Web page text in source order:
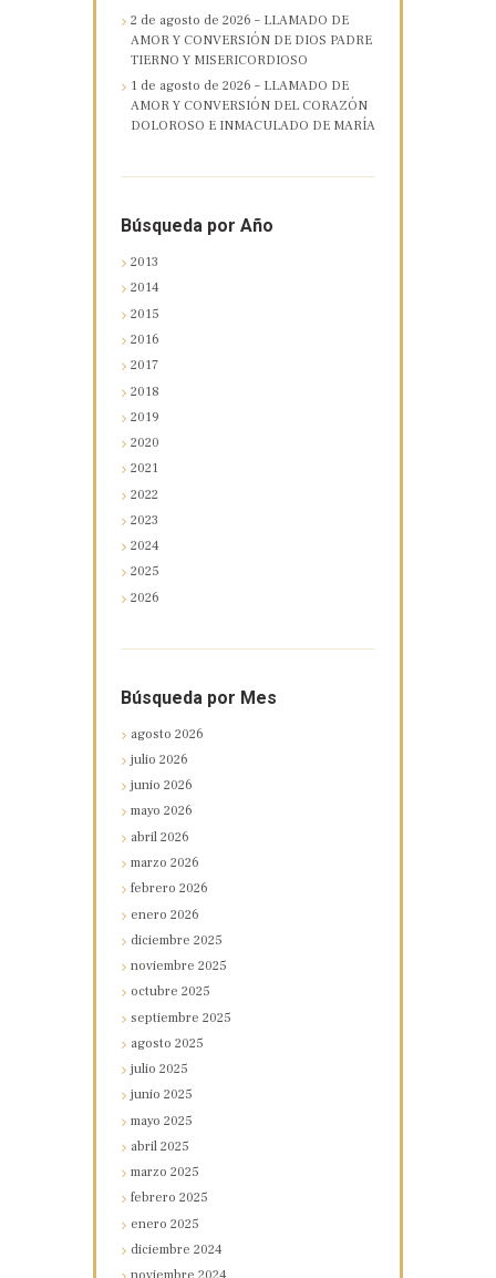
2 de agosto de 2026 – LLAMADO DE
AMOR Y CONVERSIÓN DE DIOS PADRE
TIERNO Y MISERICORDIOSO
1 de agosto de 2026 – LLAMADO DE
AMOR Y CONVERSIÓN DEL CORAZÓN
DOLOROSO E INMACULADO DE MARÍA
Búsqueda por Año
2013
2014
2015
2016
2017
2018
2019
2020
2021
2022
2023
2024
2025
2026
Búsqueda por Mes
agosto2026
julio2026
junio2026
mayo2026
abril2026
marzo2026
febrero2026
enero2026
diciembre2025
noviembre2025
octubre2025
septiembre2025
agosto2025
julio2025
junio2025
mayo2025
abril2025
marzo2025
febrero2025
enero2025
diciembre2024